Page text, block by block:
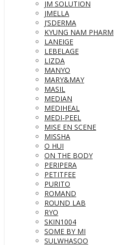
JM SOLUTION
JMELLA
J’SDERMA
KYUNG NAM PHARM
LANEIGE
LEBELAGE
LIZDA
MANYO
MARY&MAY
MASIL
MEDIAN
MEDIHEAL
MEDI-PEEL
MISE EN SCENE
MISSHA
O HUI
ON THE BODY
PERIPERA
PETITFEE
PURITO
ROMAND
ROUND LAB
RYO
SKIN1004
SOME BY MI
SULWHASOO